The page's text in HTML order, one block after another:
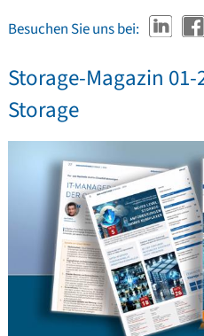
Besuchen Sie uns bei:
Storage-Magazin
Storage